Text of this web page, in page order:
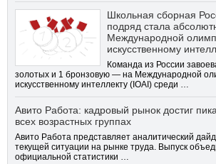
Школьная сборная
подряд стала
Международной
искусственному
Команда из России
золотых и 1 бронзовую — на Международной
искусственному интеллекту (IOAI) среди …
Авито Работа: кадровый рынок достиг
всех возрастных группах
Авито Работа представляет аналитический
текущей ситуации на рынке труда. Выпуск
официальной статистики …